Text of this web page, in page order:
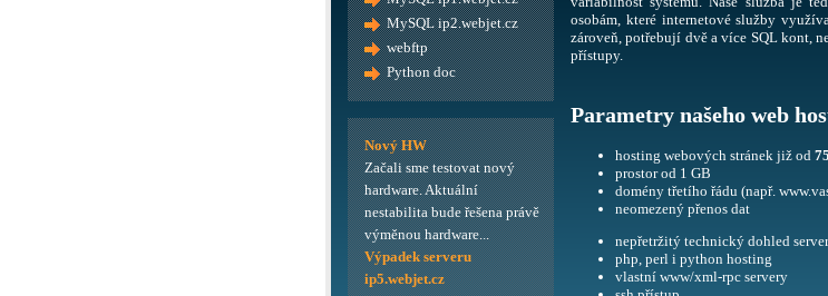
osobám, které internetové služby
zároveň, potřebují dvě a více SQL kont,
přístupy.
Parametry našeho web
hosting webových stránek již od 75
prostor od 1 GB
domény třetího řádu (např.
neomezený přenos dat
nepřetržitý technický dohled
php, perl i python hosting
vlastní www/xml-rpc servery
MySQL ip2.webjet.cz
webftp
Python doc
Nový HW
Začali sme testovat nový
hardware. Aktuální
nestabilita bude řešena právě
výměnou hardware...
Výpadek serveru
ip5.webjet.cz